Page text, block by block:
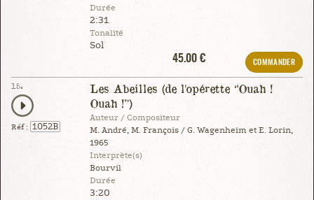
Durée
2:31
Tonalité
Sol
45.00 €
COMMANDER
15.
Réf : 1052B
Les Abeilles (de l'opérette “Ouah !
Ouah !”)
Auteur / Compositeur
M. André, M. François / G. Wagenheim et E. Lorin,
1965
Interprète(s)
Bourvil
Durée
3:20